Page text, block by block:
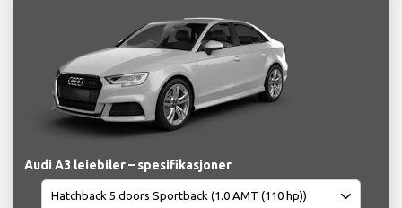
Audi A3 leiebiler – spesifikasjoner